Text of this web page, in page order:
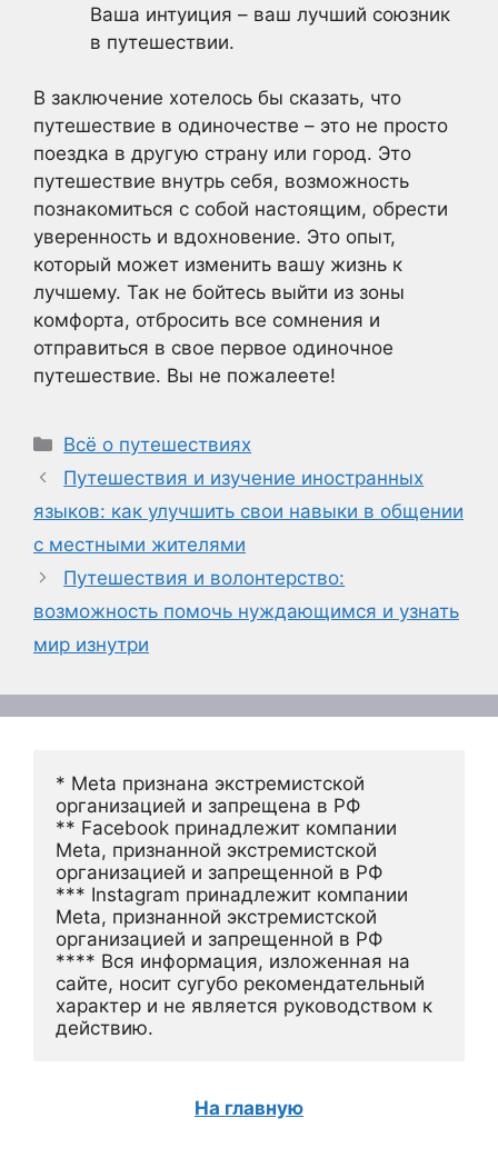
Ваша интуиция – ваш лучший союзник
в путешествии.
В заключение хотелось бы сказать, что
путешествие в одиночестве – это не просто
поездка в другую страну или город. Это
путешествие внутрь себя, возможность
познакомиться с собой настоящим, обрести
уверенность и вдохновение. Это опыт,
который может изменить вашу жизнь к
лучшему. Так не бойтесь выйти из зоны
комфорта, отбросить все сомнения и
отправиться в свое первое одиночное
путешествие. Вы не пожалеете!
Рубрики
Всё о путешествиях
Путешествия и изучение иностранных
языков: как улучшить свои навыки в общении
с местными жителями
Путешествия и волонтерство:
возможность помочь нуждающимся и узнать
мир изнутри
* Meta признана экстремистской
организацией и запрещена в РФ
** Facebook принадлежит компании
Meta, признанной экстремистской
организацией и запрещенной в РФ
*** Instagram принадлежит компании
Meta, признанной экстремистской
организацией и запрещенной в РФ
**** Вся информация, изложенная на
сайте, носит сугубо рекомендательный
характер и не является руководством к
действию.
На главную